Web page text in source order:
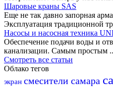
Шаровые краны SAS
Еще не так давно запорная
Эксплуатация традиционной
Насосы и насосная техника
Обеспечение подачи воды и
канализации. Самым простым ..
Смотреть все статьи
Облако тегов
экран смесители самара